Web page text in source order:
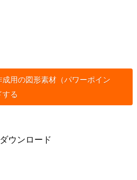
用の図形素材（パワーポイン
する
ウンロード